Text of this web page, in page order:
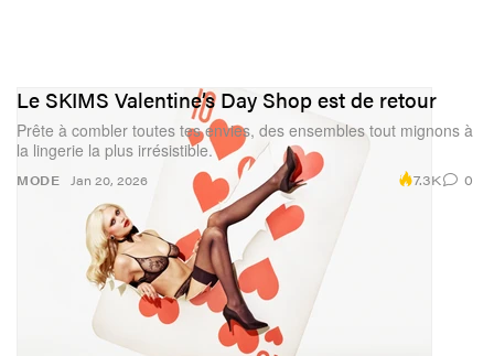
MODE
Le SKIMS Valentine’s Day Shop est de retour
Prête à combler toutes tes envies, des ensembles tout mignons à
la lingerie la plus irrésistible.
Jan 20, 2026 7.3K 0